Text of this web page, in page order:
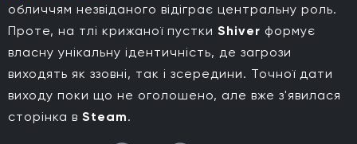
обличчям незвіданого відіграє центральну роль.
Проте, на тлі крижаної пустки Shiver формує
власну унікальну ідентичність, де загрози
виходять як ззовні, так і зсередини. Точної дати
виходу поки що не оголошено, але вже з'явилася
сторінка в Steam.